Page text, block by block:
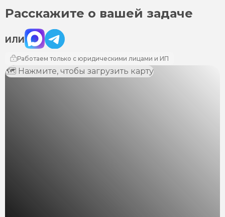
Расскажите о вашей задаче
ИЛИ
Max Telegram
Работаем только с юридическими лицами и ИП
🗺 Нажмите, чтобы загрузить карту